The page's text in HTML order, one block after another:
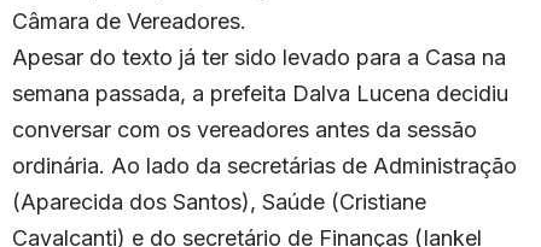
Câmara de Vereadores.
Apesar do texto já ter sido levado para a Casa na
semana passada, a prefeita Dalva Lucena decidiu
conversar com os vereadores antes da sessão
ordinária. Ao lado da secretárias de Administração
(Aparecida dos Santos), Saúde (Cristiane
Cavalcanti) e do secretário de Finanças (Iankel